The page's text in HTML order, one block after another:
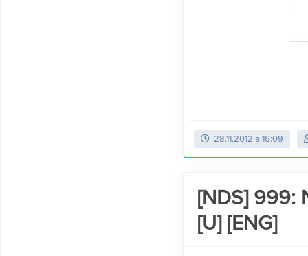
28.11.2012 в 16:09
[NDS] 999:
[U] [ENG]